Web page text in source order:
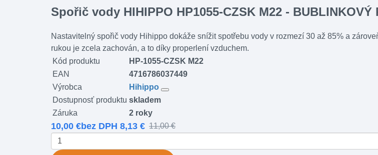
Spořič vody HIHIPPO HP1055-CZSK M22 - BUBLINKOVÝ
Nastavitelný spořič vody Hihippo dokáže snížit spotřebu vody v rozmezí 30 až 85% a
rukou je zcela zachován, a to díky properlení vzduchem.
Kód produktu
HP-1055-CZSK M22
EAN
4716786037449
Výrobca
Hihippo
Dostupnosť produktu skladem
Záruka
2 roky
10,00 €bez DPH 8,13 € 11,00 €